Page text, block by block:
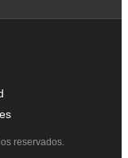
reservados.